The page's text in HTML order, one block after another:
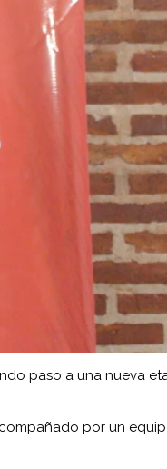
paso a una nueva
por un